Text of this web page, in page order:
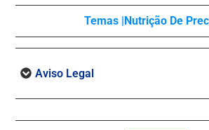
Temas |Nutrição De
Aviso Legal